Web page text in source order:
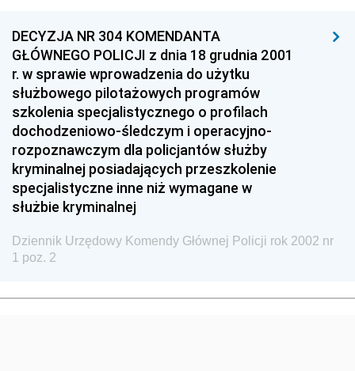
Dziennik Urzędowy Ministra Przedsiębiorczości i
Technologii
Dziennik Urzędowy Ministra Inwestycji i Rozwoju
Dziennik Urzędowy Naczelnego Dyrektora Archiwów
Państwowych
Dziennik Urzędowy Ministra Finansów, Inwestycji i
Rozwoju
Dziennik Urzędowy Ministra Klimatu
Dziennik Urzędowy Ministra Funduszy i Polityki
Dziennik Urzędowy Ministra Aktywów Państwowych
DECYZJA NR 304 KOMENDANTA
GŁÓWNEGO POLICJI z dnia 18 grudnia 2001
r. w sprawie wprowadzenia do użytku
służbowego pilotażowych programów
szkolenia specjalistycznego o profilach
dochodzeniowo-śledczym i operacyjno-
rozpoznawczym dla policjantów służby
kryminalnej posiadających przeszkolenie
specjalistyczne inne niż wymagane w
służbie kryminalnej
Dziennik Urzędowy Komendy Głównej Policji rok 2002 nr
1 poz. 2